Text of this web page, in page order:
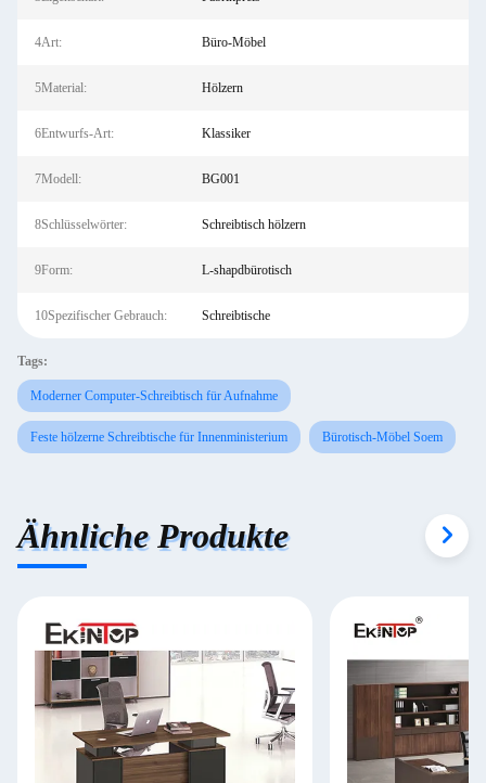
4Art: Büro-Möbel
5Material: Hölzern
6Entwurfs-Art: Klassiker
7Modell: BG001
8Schlüsselwörter: Schreibtisch hölzern
9Form: L-shapdbürotisch
10Spezifischer Gebrauch: Schreibtische
Tags:
Moderner Computer-Schreibtisch für Aufnahme
Feste hölzerne Schreibtische für Innenministerium Bürotisch-Möbel Soem
Ähnliche Produkte